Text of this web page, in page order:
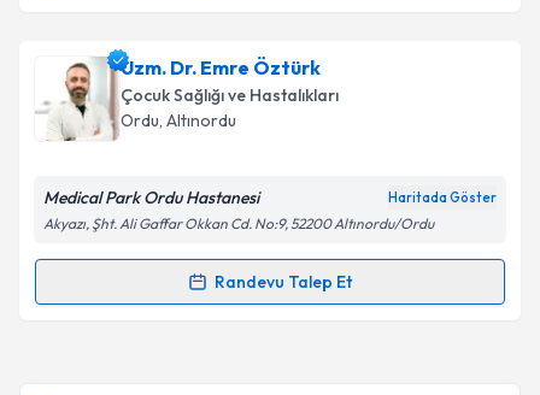
almanız için bir takvim hazırlandığında e-posta ile
bilgilendireceğiz.
E-posta Adresiniz
Kişisel verilerimin işlenmesine ilişkinAydınlatma
'ni okudum ve kişisel verilerimin belirtilen
kapsamda işlenmesini kabul ediyorum.
Takvim Talebini Gönder
Uzm. Dr. Emre Öztürk
Çocuk Sağlığı ve Hastalıkları
Ordu, Altınordu
Medical Park Ordu Hastanesi Haritada Göster
Akyazı, Şht. Ali Gaffar Okkan Cd. No:9, 52200 Altınordu/Ordu
Randevu Talep Et
Randevu Takvimi Talebi